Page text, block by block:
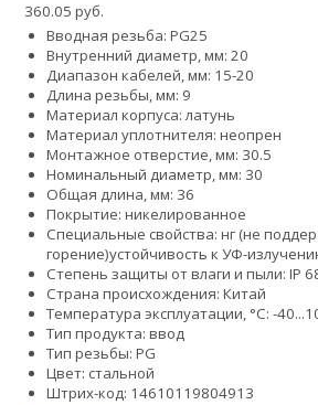
360.05 руб.
Вводная резьба: PG25
Внутренний диаметр, мм: 20
Диапазон кабелей, мм: 15-20
Длина резьбы, мм: 9
Материал корпуса: латунь
Материал уплотнителя: неопрен
Монтажное отверстие, мм: 30.5
Номинальный диаметр, мм: 30
Общая длина, мм: 36
Покрытие: никелированное
Специальные свойства: нг (не
горение)устойчивость к УФ-
Степень защиты от влаги и пыли: IP
Страна происхождения: Китай
Температура эксплуатации, °С: -
Тип продукта: ввод
Тип резьбы: PG
Цвет: стальной
Штрих-код: 14610119804913